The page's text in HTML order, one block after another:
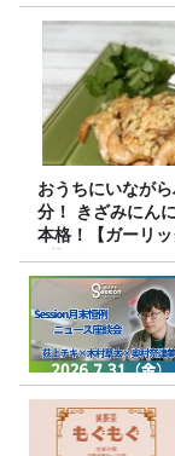
おうちにいなが
分！ きざみにん
本格！【ガーリ
プ】 桃屋のかん